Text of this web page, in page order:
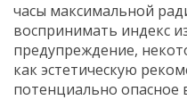
часы максимальной
воспринимать индекс
предупреждение,
как эстетическую
потенциально опасное